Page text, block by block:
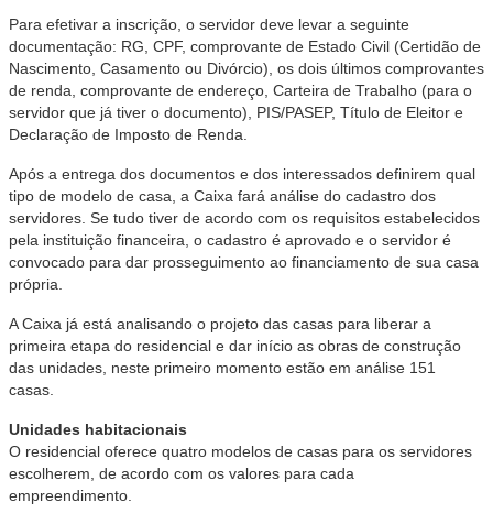
Para efetivar a inscrição, o servidor deve levar a seguinte
documentação: RG, CPF, comprovante de Estado Civil (Certidão de
Nascimento, Casamento ou Divórcio), os dois últimos comprovantes
de renda, comprovante de endereço, Carteira de Trabalho (para o
servidor que já tiver o documento), PIS/PASEP, Título de Eleitor e
Declaração de Imposto de Renda
Após a entrega dos documentos e dos interessados definirem qual
tipo de modelo de casa, a Caixa fará análise do cadastro dos
servidores. Se tudo tiver de acordo com os requisitos estabelecidos
pela instituição financeira, o cadastro é aprovado e o servidor é
convocado para dar prosseguimento ao financiamento de sua casa
própria.
A Caixa já está analisando o projeto das casas para liberar a
primeira etapa do residencial e dar início as obras de construção
das unidades, neste primeiro momento estão em análise 151
casas.
Unidades habitacionais
O residencial oferece quatro modelos de casas para os servidores
escolherem, de acordo com os valores para cada
empreendimento.